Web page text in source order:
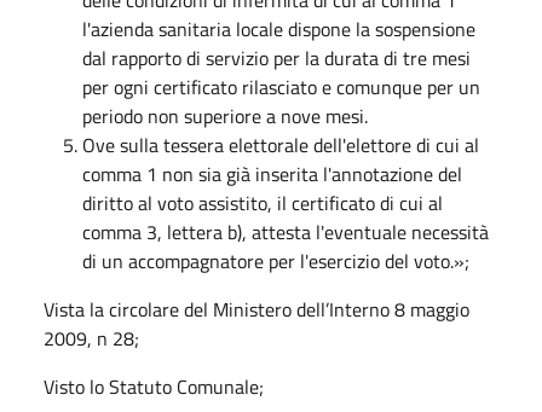
l'azienda sanitaria locale dispone la sospensione
dal rapporto di servizio per la durata di tre mesi
per ogni certificato rilasciato e comunque per un
periodo non superiore a nove mesi.
Ove sulla tessera elettorale dell'elettore di cui al
comma 1 non sia già inserita l'annotazione del
diritto al voto assistito, il certificato di cui al
comma 3, lettera b), attesta l'eventuale necessità
di un accompagnatore per l'esercizio del voto.»;
Vista la circolare del Ministero dell’Interno 8 maggio
2009, n 28;
Visto lo Statuto Comunale;